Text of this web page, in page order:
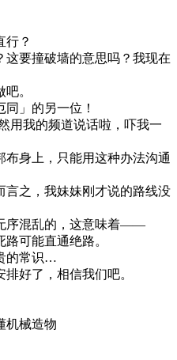
行？
这要撞破墙的意思吗？我现在
。
」的另一位！
用我的频道说话啦，吓我一
身上，只能用这种办法沟通
言之，我妹妹刚才说的路线没
序混乱的，这意味着——
可能直通绝路。
的常识…
好了，相信我们吧。
机械造物